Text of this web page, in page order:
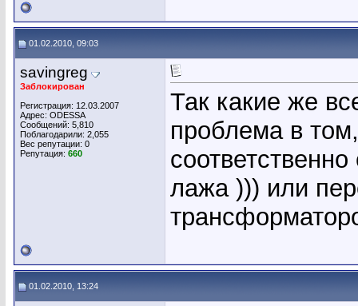
01.02.2010, 09:03
savingreg
Заблокирован
Регистрация: 12.03.2007
Адрес: ODESSA
Сообщений: 5,810
Поблагодарили: 2,055
Вес репутации: 0
Репутация: 660
Так какие же
проблема в
лажа ))) или
01.02.2010, 13:24